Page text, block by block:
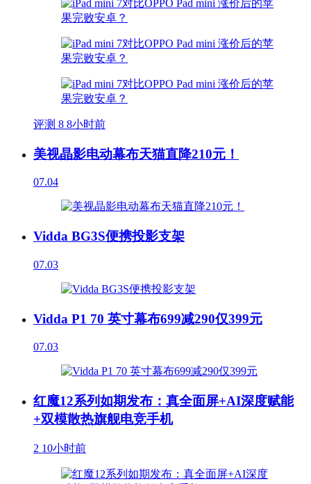
评测 8 8小时前
美视晶影电动幕布天猫直降210元！
07.04
Vidda BG3S便携投影支架
07.03
Vidda P1 70 英寸幕布699减290仅399元
07.03
红魔12系列如期发布：真全面屏+AI深度赋能
+双模散热旗舰电竞手机
2 10小时前